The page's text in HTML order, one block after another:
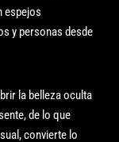
espejos
y personas desde
la belleza oculta
de lo que
convierte lo